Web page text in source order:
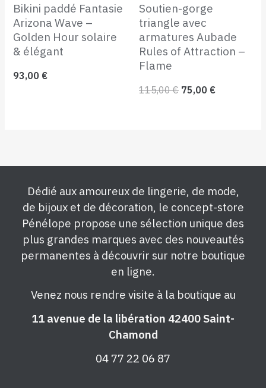
Bikini paddé Fantasie
Arizona Wave –
Golden Hour solaire
& élégant
93,00 €
Soutien-gorge
triangle avec
armatures Aubade
Rules of Attraction –
Flame
115,00€ 75,00 €
Dédié aux amoureux de lingerie, de mode,
de bijoux et de décoration, le concept-store
Pénélope propose une sélection unique des
plus grandes marques avec des nouveautés
permanentes à découvrir sur notre boutique
en ligne.
Venez nous rendre visite à la boutique au
11 avenue de la libération 42400 Saint-
Chamond
04 77 22 06 87